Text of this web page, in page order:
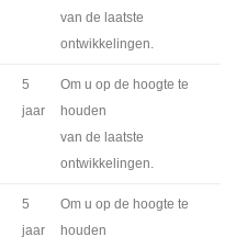
van de laatste
ontwikkelingen.
5
jaar
Om u op de hoogte te
houden
van de laatste
ontwikkelingen.
5
jaar
Om u op de hoogte te
houden